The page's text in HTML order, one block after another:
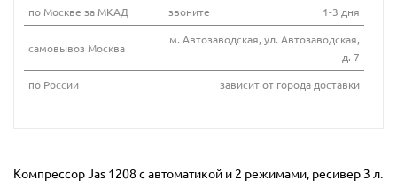
по Москве за МКАД звоните 1-3 дня
самовывоз Москва
м. Автозаводская, ул. Автозаводская,
д. 7
по России
зависит от города доставки
Компрессор Jas 1208 с автоматикой и 2 режимами, ресивер 3 л.